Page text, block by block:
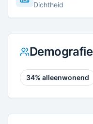
Dichtheid
Demografie
34% alleenwonend